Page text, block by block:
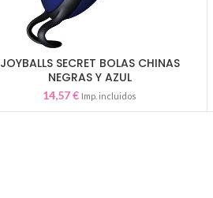
AÑADIR AL CARRITO
JOYBALLS SECRET BOLAS CHINAS
NEGRAS Y AZUL
14,57€ Imp. incluidos